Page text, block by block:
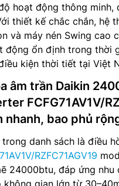
hoạt động thông minh,
thiết kế chắc chắn, hệ
và máy nén Swing cao
động ổn định trong thời
kiện thời tiết tại Việt
âm trần Daikin
FCFG71AV1V/
nhanh, bao phủ
danh sách là điều
RZFC71AGV19
24000btu, đáp ứng nhu
không gian lớn từ